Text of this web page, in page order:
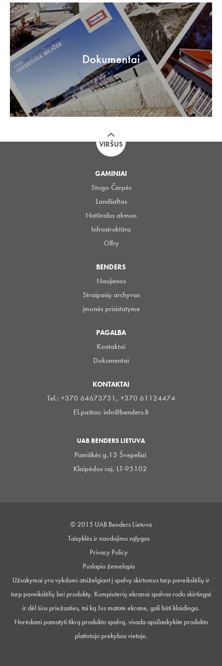
Dokumentai
VIRŠUS
GAMINIAI
Stogo Čerpės
Landšaftas
Natūralus akmuo
Infrastruktūra
Olfry
BENDERS
Naujienos
Straipsnių archyvas
įmonės prisistatyme
PAGALBA
Kontaktai
Dokumentai
KONTAKTAI
Tel.: +370 64673731, +370 61124474
El.paštas: info@benders.lt
UAB BENDERS LIETUVA
Pamiškės g.13 Švepeliai
Klaipėdos raj. LT-95102
© 2015 UAB Benders Lietuva
Taisyklės ir naudojimo sąlygos
Privacy Policy
Puslapio žemelapis
Užsakymai yra vykdomi atsiželgiant į spalvų skirtumus tarp paveikslėlių ir
tarp paveikslėlių bei produktų. Kompiuterių ekranai spalvas rodo skirtingai
ir dėl šios priežasties, tai ką Jus matote ekrane, gali būti klaidinga.
Norėdami pamatyti tikrą produkto spalvą, visada apsilankykite produkto
platintojo prekybos vietoje.